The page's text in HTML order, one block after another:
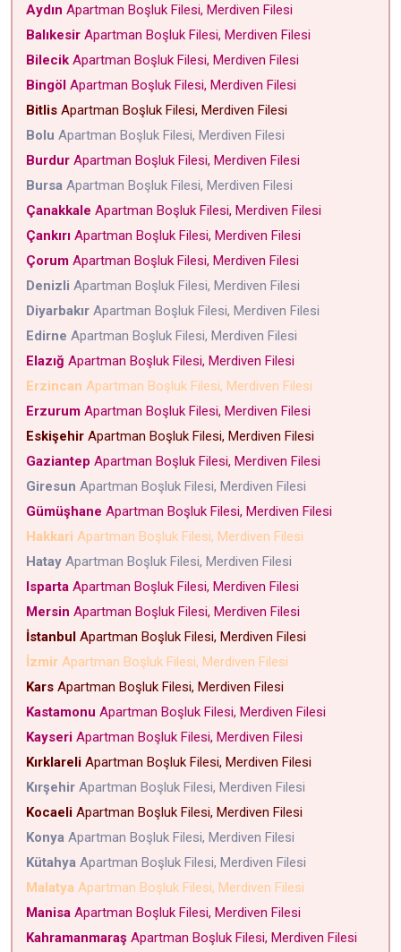
Aydın Apartman Boşluk Filesi, Merdiven Filesi
Balıkesir Apartman Boşluk Filesi, Merdiven Filesi
Bilecik Apartman Boşluk Filesi, Merdiven Filesi
Bingöl Apartman Boşluk Filesi, Merdiven Filesi
Bitlis Apartman Boşluk Filesi, Merdiven Filesi
Bolu Apartman Boşluk Filesi, Merdiven Filesi
Burdur Apartman Boşluk Filesi, Merdiven Filesi
Bursa Apartman Boşluk Filesi, Merdiven Filesi
Çanakkale Apartman Boşluk Filesi, Merdiven Filesi
Çankırı Apartman Boşluk Filesi, Merdiven Filesi
Çorum Apartman Boşluk Filesi, Merdiven Filesi
Denizli Apartman Boşluk Filesi, Merdiven Filesi
Diyarbakır Apartman Boşluk Filesi, Merdiven Filesi
Edirne Apartman Boşluk Filesi, Merdiven Filesi
Elazığ Apartman Boşluk Filesi, Merdiven Filesi
Erzincan Apartman Boşluk Filesi, Merdiven Filesi
Erzurum Apartman Boşluk Filesi, Merdiven Filesi
Eskişehir Apartman Boşluk Filesi, Merdiven Filesi
Gaziantep Apartman Boşluk Filesi, Merdiven Filesi
Giresun Apartman Boşluk Filesi, Merdiven Filesi
Gümüşhane Apartman Boşluk Filesi, Merdiven Filesi
Hakkari Apartman Boşluk Filesi, Merdiven Filesi
Hatay Apartman Boşluk Filesi, Merdiven Filesi
Isparta Apartman Boşluk Filesi, Merdiven Filesi
Mersin Apartman Boşluk Filesi, Merdiven Filesi
İstanbul Apartman Boşluk Filesi, Merdiven Filesi
İzmir Apartman Boşluk Filesi, Merdiven Filesi
Kars Apartman Boşluk Filesi, Merdiven Filesi
Kastamonu Apartman Boşluk Filesi, Merdiven Filesi
Kayseri Apartman Boşluk Filesi, Merdiven Filesi
Kırklareli Apartman Boşluk Filesi, Merdiven Filesi
Kırşehir Apartman Boşluk Filesi, Merdiven Filesi
Kocaeli Apartman Boşluk Filesi, Merdiven Filesi
Konya Apartman Boşluk Filesi, Merdiven Filesi
Kütahya Apartman Boşluk Filesi, Merdiven Filesi
Malatya Apartman Boşluk Filesi, Merdiven Filesi
Manisa Apartman Boşluk Filesi, Merdiven Filesi
Kahramanmaraş Apartman Boşluk Filesi, Merdiven Filesi